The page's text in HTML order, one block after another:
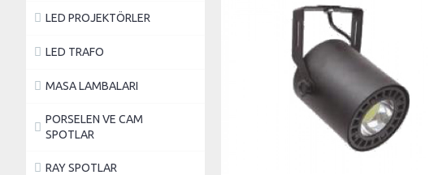
LED PROJEKTÖRLER
LED TRAFO
MASA LAMBALARI
PORSELEN VE CAM
SPOTLAR
RAY SPOTLAR